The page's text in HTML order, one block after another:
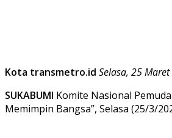
Kota transmetro.id Selasa, 25
SUKABUMI Komite Nasional
Memimpin Bangsa”, Selasa (25/3/